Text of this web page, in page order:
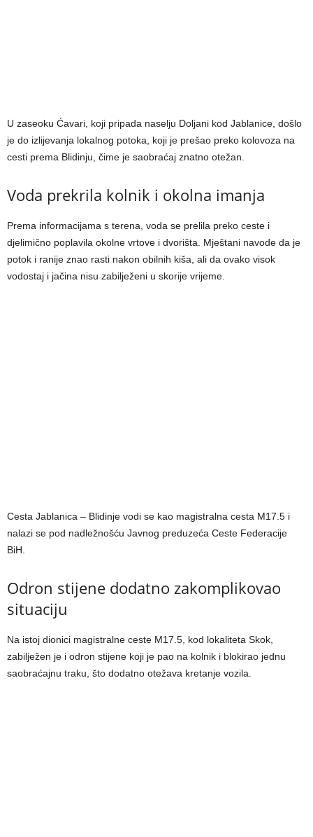
U zaseoku Ćavari, koji pripada naselju Doljani kod Jablanice, došlo
je do izlijevanja lokalnog potoka, koji je prešao preko kolovoza na
cesti prema Blidinju, čime je saobraćaj znatno otežan.
Voda prekrila kolnik i okolna imanja
Prema informacijama s terena, voda se prelila preko ceste i
djelimično poplavila okolne vrtove i dvorišta. Mještani navode da je
potok i ranije znao rasti nakon obilnih kiša, ali da ovako visok
vodostaj i jačina nisu zabilježeni u skorije vrijeme.
Cesta Jablanica – Blidinje vodi se kao magistralna cesta M17.5 i
nalazi se pod nadležnošću Javnog preduzeća Ceste Federacije
BiH.
Odron stijene dodatno zakomplikovao
situaciju
Na istoj dionici magistralne ceste M17.5, kod lokaliteta Skok,
zabilježen je i odron stijene koji je pao na kolnik i blokirao jednu
saobraćajnu traku, što dodatno otežava kretanje vozila.